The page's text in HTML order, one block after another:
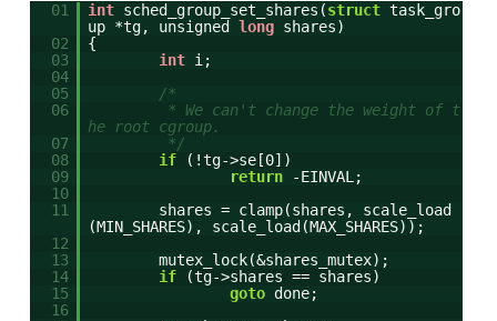
01 int sched_group_set_shares(struct task_gro
up *tg, unsigned long shares)
02
{
03
int i;
04
05
/*
06
* We can't change the weight of t
he root cgroup.
07
*/
08
if
(!tg->se[0])
09
return
-EINVAL;
10
11
shares = clamp(shares, scale_load
(MIN_SHARES), scale_load(MAX_SHARES));
12
13
mutex_lock(&shares_mutex);
14
if
(tg->shares == shares)
15
goto done;
16